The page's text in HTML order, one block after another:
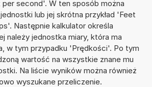
per second'. W ten sposób można
lub jej skrótna przykład 'Feet
Następnie kalkulator określa
należy jednostka miary, która ma
w tym przypadku 'Prędkości'. Po tym
wartość na wszystkie znane mu
Na liście wyników można również
wyszukane przeliczenie.